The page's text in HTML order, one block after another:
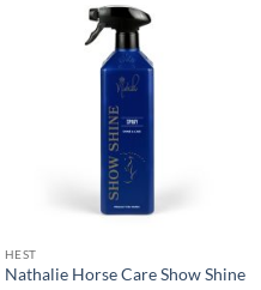
HEST
Nathalie Horse Care Show Shine